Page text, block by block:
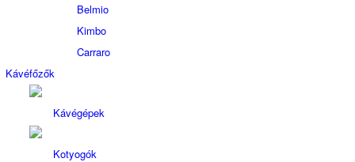
Belmio
Kimbo
Carraro
Kávéfőzők
Kávégépek
Kotyogók